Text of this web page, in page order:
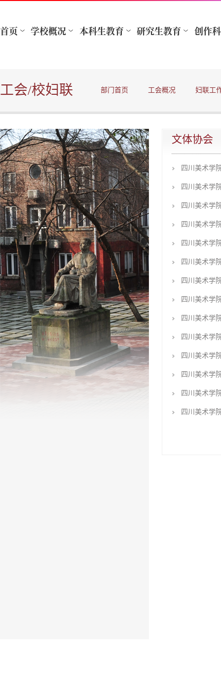
工会/校妇联 部门首页 工会概况 妇联工
文体协会
四川美术学
四川美术学
四川美术学
四川美术学
四川美术学
四川美术学
四川美术学
四川美术学
四川美术学
四川美术学
四川美术学
四川美术学
四川美术学
四川美术学